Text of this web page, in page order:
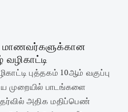
மாணவர்களுக்கான
புத்தகம் 10ஆம் வகுப்பு
முறையில் பாடங்களை
அதிக மதிப்பெண்